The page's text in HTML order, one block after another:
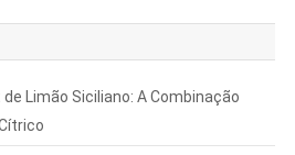
Limão Siciliano: A Combinação